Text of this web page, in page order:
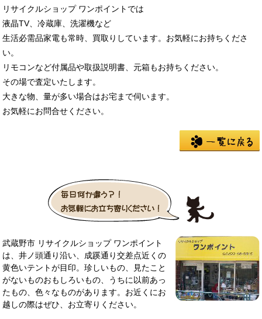
リサイクルショップ ワンポイントでは
液晶TV、冷蔵庫、洗濯機など
生活必需品家電も常時、買取りしています。お気軽にお持ちくださ
い。
リモコンなど付属品や取扱説明書、元箱もお持ちください。
その場で査定いたします。
大きな物、量が多い場合はお宅まで伺います。
お気軽にお問合せください。
武蔵野市 リサイクルショップ ワンポイント
は、井ノ頭通り沿い、成蹊通り交差点近くの
黄色いテントが目印。珍しいもの、見たこと
がないものおもしろいもの、うちに以前あっ
たもの、色々なものがあります。お近くにお
越しの際はぜひ、お立寄りください。